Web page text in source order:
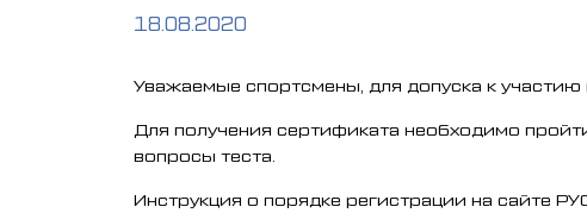
18.08.2020
Уважаемые спортсмены, для допуска к
Для получения сертификата необходимо
вопросы теста.
Инструкция о порядке регистрации на сайте